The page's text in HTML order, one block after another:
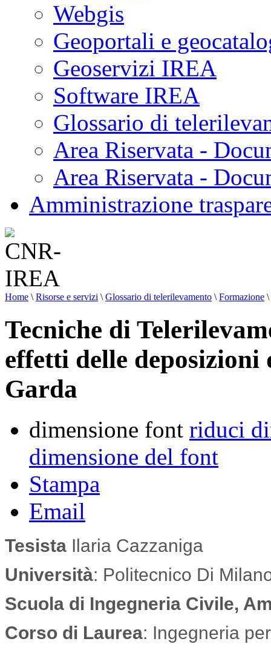
Webgis
Geoportali e
Geoservizi IREA
Software IREA
Glossario di
Area Riservata -
Area Riservata -
Amministrazione
Home \ Risorse e servizi \ Glossario di telerilevamento \ Formazione \
Tecniche di
effetti delle
Garda
dimensione font riduci
dimensione del font
Stampa
Email
Tesista Ilaria Cazzaniga
Università: Politecnico Di
Scuola di Ingegneria Civile,
Corso di Laurea: Ingegneria